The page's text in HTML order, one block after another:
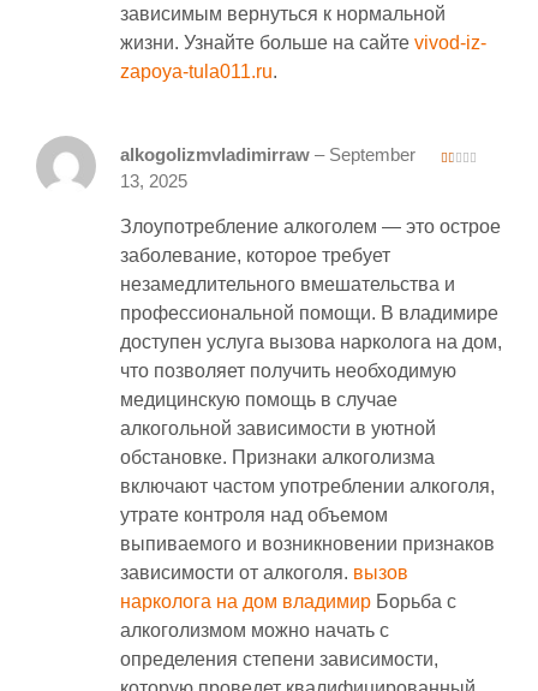
зависимым вернуться к нормальной
жизни. Узнайте больше на сайте vivod-iz-
zapoya-tula011.ru.
5
alkogolizmvladimirraw – September
13, 2025
Злоупотребление алкоголем — это острое
заболевание, которое требует
незамедлительного вмешательства и
профессиональной помощи. В владимире
доступен услуга вызова нарколога на дом,
что позволяет получить необходимую
медицинскую помощь в случае
алкогольной зависимости в уютной
обстановке. Признаки алкоголизма
включают частом употреблении алкоголя,
утрате контроля над объемом
выпиваемого и возникновении признаков
зависимости от алкоголя. вызов
нарколога на дом владимир Борьба с
алкоголизмом можно начать с
определения степени зависимости,